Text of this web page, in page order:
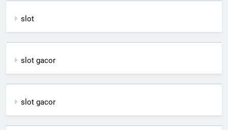
slot
slot gacor
slot gacor